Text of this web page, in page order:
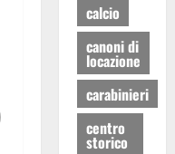
calcio
canoni di
locazione
carabinieri
centro
storico